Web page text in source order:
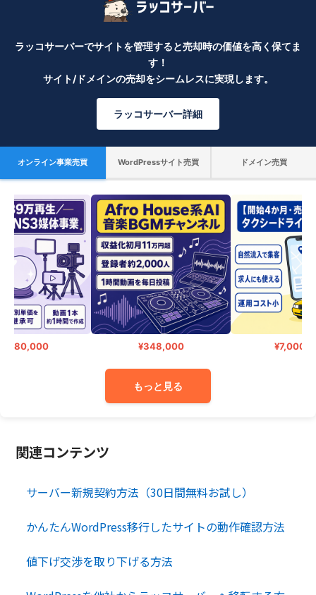
ラッコサーバーでサイトを管理すると売却時の価値を高く保てま
す！
サイト/ドメインの売却をシームレスに実現します。
ラッコサーバー詳細
オンライン事業売買 WordPressサイト売買 ドメイン売買
¥348,000
もっと見る
関連コンテンツ
サーバー新規契約方法（30日間無料お試し）
かんたんWordPress移行したサイトの動作確認方法
値下げ交渉を取り下げる方法